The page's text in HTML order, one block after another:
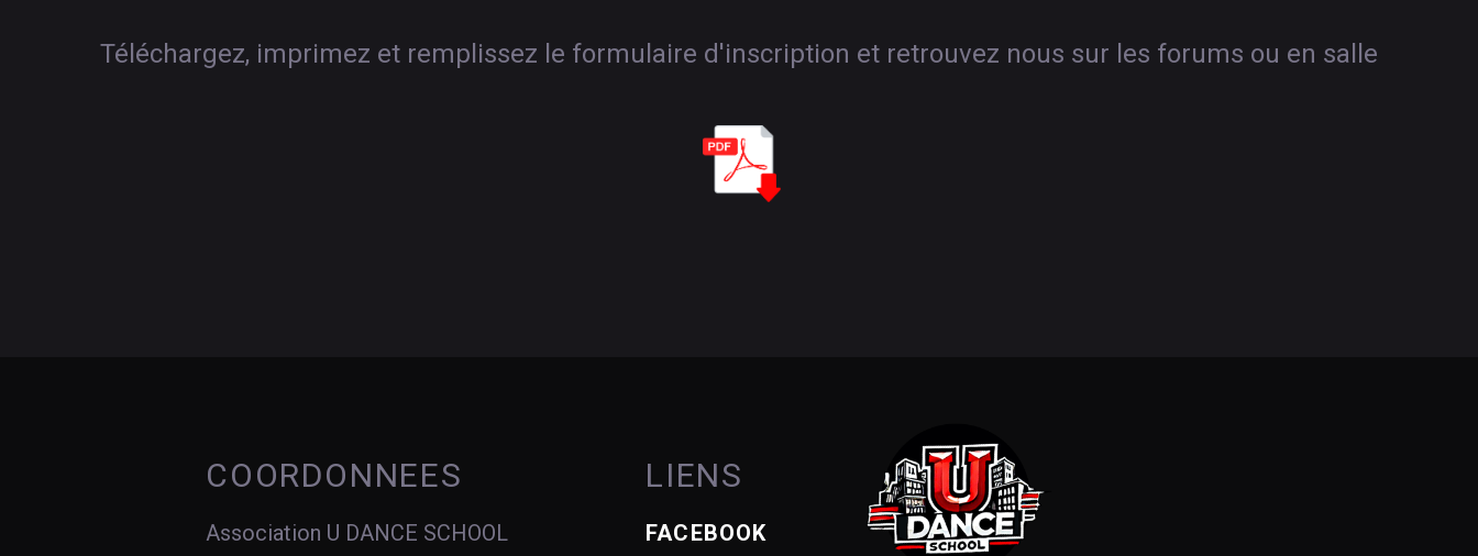
Téléchargez, imprimez et remplissez le formulaire d'inscription et retrouvez nous sur les forums ou en salle
COORDONNEES
Association U DANCE SCHOOL
LIENS
FACEBOOK